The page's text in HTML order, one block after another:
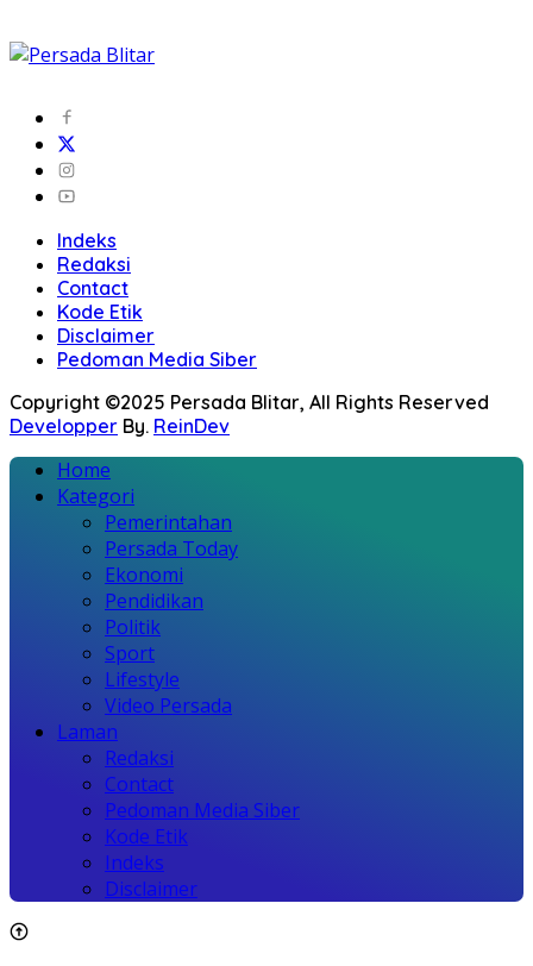
Indeks
Redaksi
Contact
Kode Etik
Disclaimer
Pedoman Media Siber
Copyright ©2025 Persada Blitar, All Rights Reserved
Developper By. ReinDev
Home
Kategori
Pemerintahan
Persada Today
Ekonomi
Pendidikan
Politik
Sport
Lifestyle
Video Persada
Laman
Redaksi
Contact
Pedoman Media Siber
Kode Etik
Indeks
Disclaimer